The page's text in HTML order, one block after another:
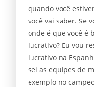
quando você
você vai saber. Se
onde é que você é
lucrativo? Eu vou
lucrativo na
sei as equipes de
exemplo no